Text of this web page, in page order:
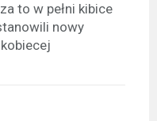
to w pełni kibice
nowy